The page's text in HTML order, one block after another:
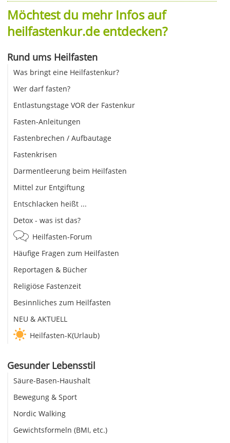
Möchtest du mehr Infos auf
heilfastenkur.de entdecken?
Rund ums Heilfasten
Was bringt eine Heilfastenkur?
Wer darf fasten?
Entlastungstage VOR der Fastenkur
Fasten-Anleitungen
Fastenbrechen / Aufbautage
Fastenkrisen
Darmentleerung beim Heilfasten
Mittel zur Entgiftung
Entschlacken heißt ...
Detox - was ist das?
Heilfasten-Forum
Häufige Fragen zum Heilfasten
Reportagen & Bücher
Religiöse Fastenzeit
Besinnliches zum Heilfasten
NEU & AKTUELL
Heilfasten-K(Urlaub)
Gesunder Lebensstil
Säure-Basen-Haushalt
Bewegung & Sport
Nordic Walking
Gewichtsformeln (BMI, etc.)